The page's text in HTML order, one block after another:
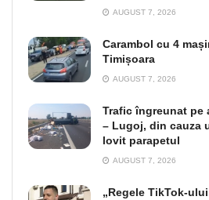
AUGUST 7, 2026
Carambol cu 4
Timișoara
AUGUST 7, 2026
Trafic îngreunat pe
– Lugoj, din cauza
lovit parapetul
AUGUST 7, 2026
„Regele TikTok-